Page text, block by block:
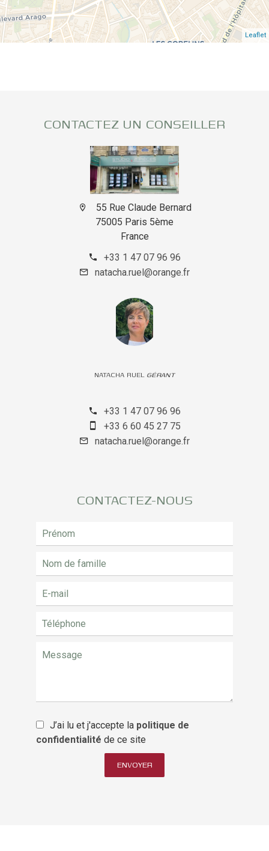
Leaflet
CONTACTEZ UN CONSEILLER
55 Rue Claude Bernard
75005 Paris 5ème
France
+33 1 47 07 96 96
natacha.ruel@orange.fr
NATACHA RUEL GÉRANT
+33 1 47 07 96 96
+33 6 60 45 27 75
natacha.ruel@orange.fr
CONTACTEZ-NOUS
J’ai lu et j'accepte la politique de
confidentialité de ce site
ENVOYER